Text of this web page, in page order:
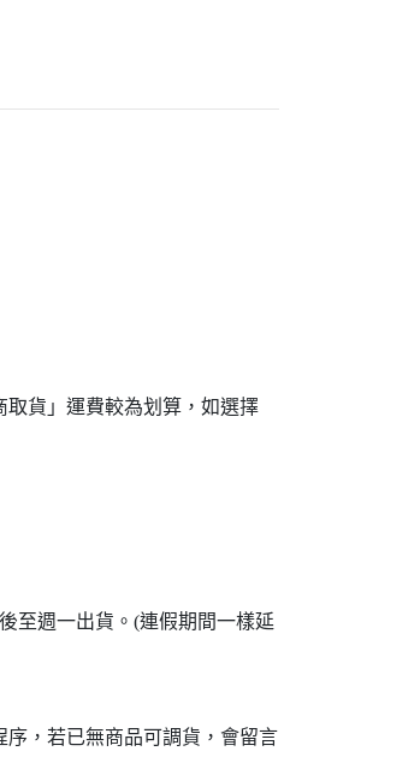
取貨」運費較為划算，如選擇
至週一出貨。(連假期間一樣延
，若已無商品可調貨，會留言